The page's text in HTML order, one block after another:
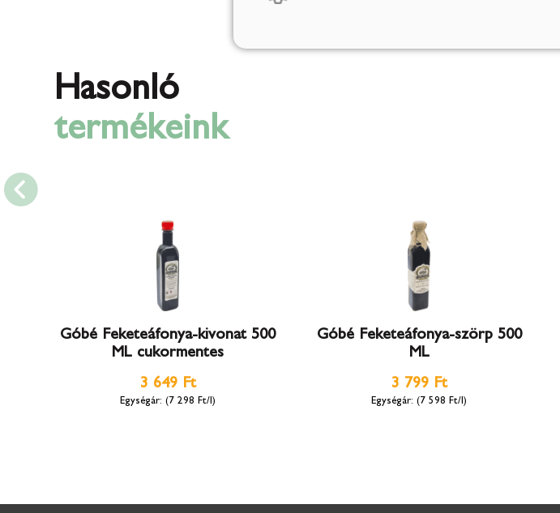
Hasonló
termékeink
Góbé Feketeáfonya-kivonat 500
ML cukormentes
3 649 Ft
(7 298 Ft/l)
Góbé Feketeáfonya-szörp 500
ML
3 799 Ft
(7 598 Ft/l)